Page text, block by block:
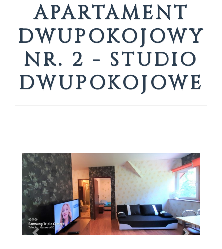
APARTAMENT
DWUPOKOJOWY
NR. 2 - STUDIO
DWUPOKOJOWE